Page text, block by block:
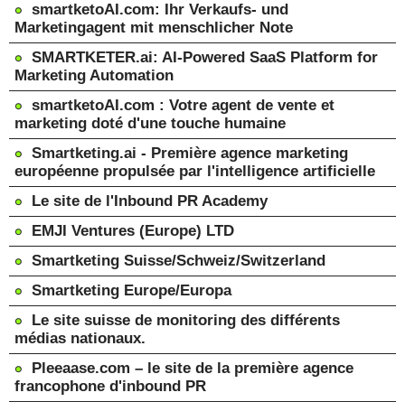
smartketoAI.com: Ihr Verkaufs- und
Marketingagent mit menschlicher Note
SMARTKETER.ai: AI-Powered SaaS Platform for
Marketing Automation
smartketoAI.com : Votre agent de vente et
marketing doté d'une touche humaine
Smartketing.ai - Première agence marketing
européenne propulsée par l'intelligence artificielle
Le site de l'Inbound PR Academy
EMJI Ventures (Europe) LTD
Smartketing Suisse/Schweiz/Switzerland
Smartketing Europe/Europa
Le site suisse de monitoring des différents
médias nationaux.
Pleeaase.com – le site de la première agence
francophone d'inbound PR